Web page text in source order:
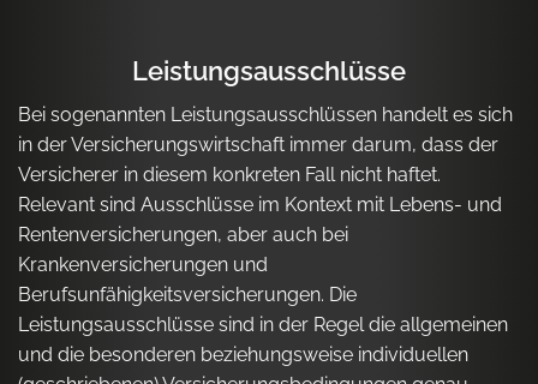
Leistungsausschlüsse
Bei sogenannten Leistungsausschlüssen handelt es sich
in der Versicherungswirtschaft immer darum, dass der
Versicherer in diesem konkreten Fall nicht haftet.
Relevant sind Ausschlüsse im Kontext mit Lebens- und
Rentenversicherungen, aber auch bei
Krankenversicherungen und
Berufsunfähigkeitsversicherungen. Die
Leistungsausschlüsse sind in der Regel die allgemeinen
und die besonderen beziehungsweise individuellen